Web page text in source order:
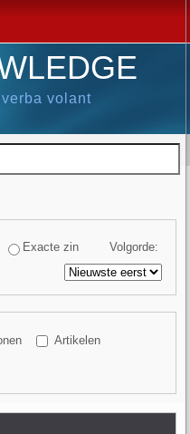
volant
Exacte zin Volgorde:
Artikelen